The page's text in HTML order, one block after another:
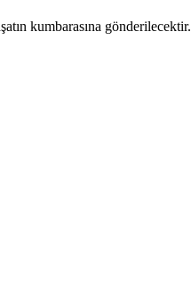
kumbarasına gönderilecektir.